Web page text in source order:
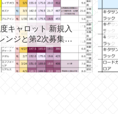
キャロット 新規入
ンジと第2次募集を
考える